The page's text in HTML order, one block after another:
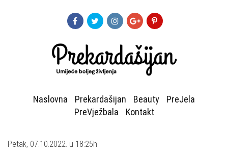
Naslovna Prekardašijan Beauty
PreJela
PreVježbala
Kontakt
Petak, 07.10.2022. u 18:25h